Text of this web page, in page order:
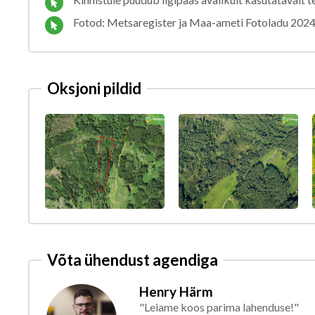
Fotod: Metsaregister ja Maa-ameti Fotoladu
Oksjoni pildid
Võta ühendust agendiga
Henry Härm
"Leiame koos parima lahenduse!"